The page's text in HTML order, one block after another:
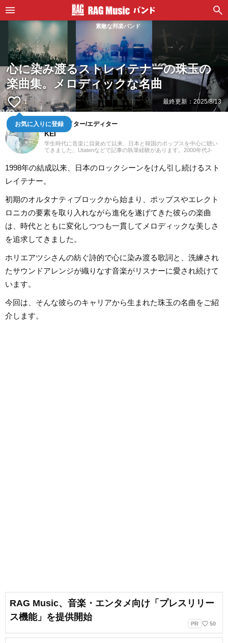
素敵な邦楽バンド
心に染み渡るストレイテナーの珠玉の
楽曲集。メロディックな名曲
favorite_border 1
お気に入りに登録
最終更新： 2025/8/13
POPSライター/エディター
KEI
学生時代に音楽に目覚めて以来、日本と韓国のポップスを中心に聴い
てきました。Utatenなどで記事の執筆経験があります。2000年代J-
ンル問わずに楽しみます。過去のお仕事の環境とその影響で往年のロ
ックや歌謡曲をたくさん耳にしたことが、「好き」の幅を広げたかも
ップスシーンを見てきた肌感覚とヒット性に即した編集を心がけてい
1998年の結成以来、日本のロックシーンをけん引し続けるスト
レイテナー。
初期のオルタナティブロックから始まり、ポップスやエレクト
ロニカの要素を取り入れながら進化を遂げてきた彼らの楽曲
は、時代とともに変化しつつも一貫してメロディックな美しさ
を追求してきました。
ホリエアツシさんの紡ぐ詩的で心に染み渡る歌詞と、洗練され
たサウンドアレンジが織りなす音楽がリスナーに愛され続けて
います。
今回は、そんな彼らのキャリアから生まれた珠玉の名曲をご紹
介します。
RAG Music、音楽・エンタメ向け「プレスリリー
ス機能」を提供開始
PR favorite_border 50